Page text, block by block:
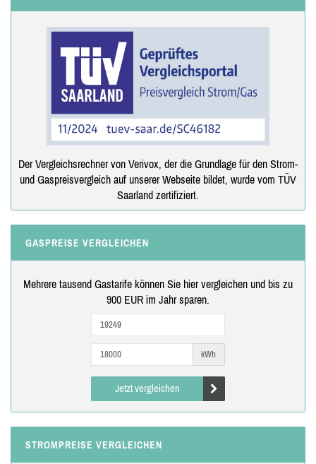
Der Vergleichsrechner von Verivox, der die Grundlage für den Strom-
und Gaspreisvergleich auf unserer Webseite bildet, wurde vom TÜV
Saarland zertifiziert.
GASPREISE VERGLEICHEN
Mehrere tausend Gastarife können Sie hier vergleichen und bis zu
900 EUR im Jahr sparen.
kWh
Jetzt vergleichen
STROMPREISE VERGLEICHEN